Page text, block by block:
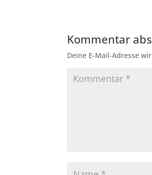
Kommentar
Deine E-Mail-Adresse